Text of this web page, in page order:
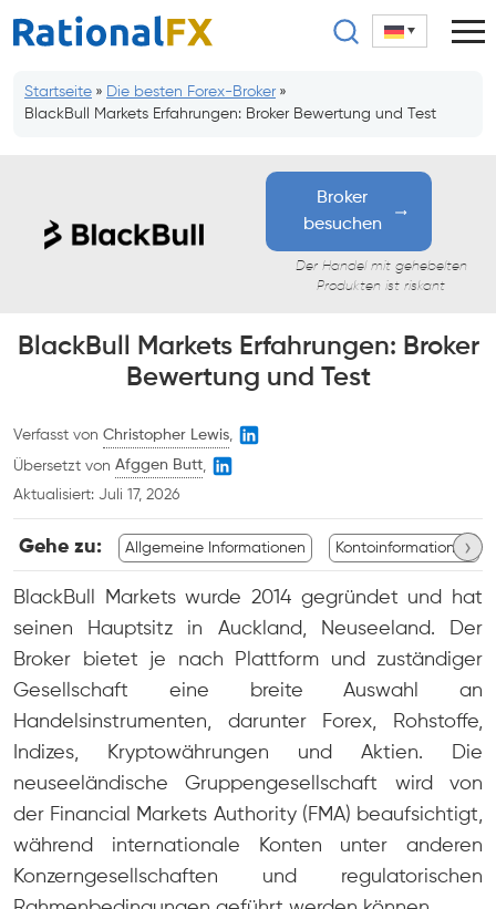
Zum
Inhalt
Startseite » Die besten Forex-Broker »
BlackBull Markets Erfahrungen: Broker Bewertung und Test
Broker
besuchen
Der Handel mit gehebelten
Produkten ist riskant
BlackBull Markets Erfahrungen: Broker
Bewertung und Test
Verfasst von Christopher Lewis
Übersetzt von Afggen Butt
Aktualisiert: Juli 17, 2026
Gehe zu: Allgemeine Informationen Kontoinformationen
›
BlackBull Markets wurde 2014 gegründet und hat
seinen Hauptsitz in Auckland, Neuseeland. Der
Broker bietet je nach Plattform und zuständiger
Gesellschaft eine breite Auswahl an
Handelsinstrumenten, darunter Forex, Rohstoffe,
Indizes, Kryptowährungen und Aktien. Die
neuseeländische Gruppengesellschaft wird von
der Financial Markets Authority (FMA) beaufsichtigt,
während internationale Konten unter anderen
Konzerngesellschaften und regulatorischen